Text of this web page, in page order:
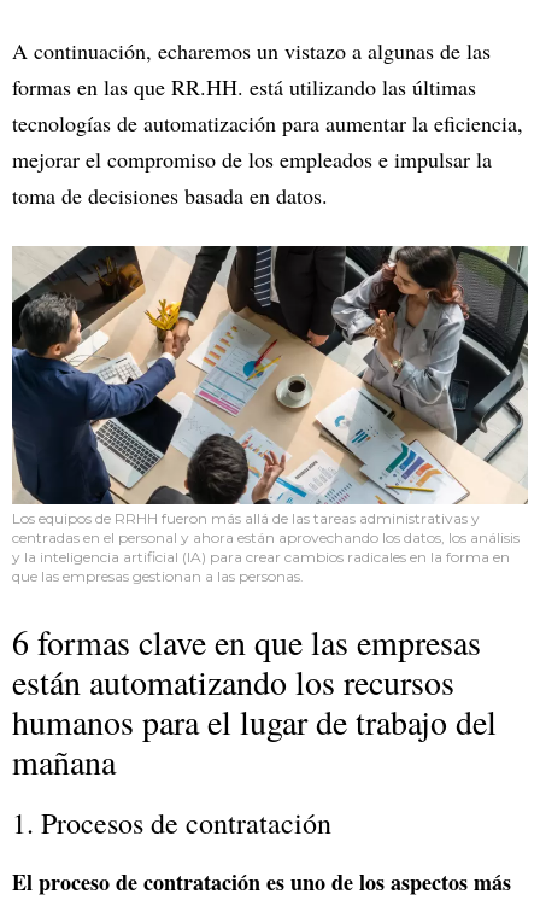
A continuación, echaremos un vistazo a algunas de las
formas en las que RR.HH. está utilizando las últimas
tecnologías de automatización para aumentar la eficiencia,
mejorar el compromiso de los empleados e impulsar la
toma de decisiones basada en datos.
Los equipos de RRHH fueron más allá de las tareas administrativas y
centradas en el personal y ahora están aprovechando los datos, los análisis
y la inteligencia artificial (IA) para crear cambios radicales en la forma en
que las empresas gestionan a las personas.
6 formas clave en que las empresas
están automatizando los recursos
humanos para el lugar de trabajo del
mañana
1. Procesos de contratación
El proceso de contratación es uno de los aspectos más